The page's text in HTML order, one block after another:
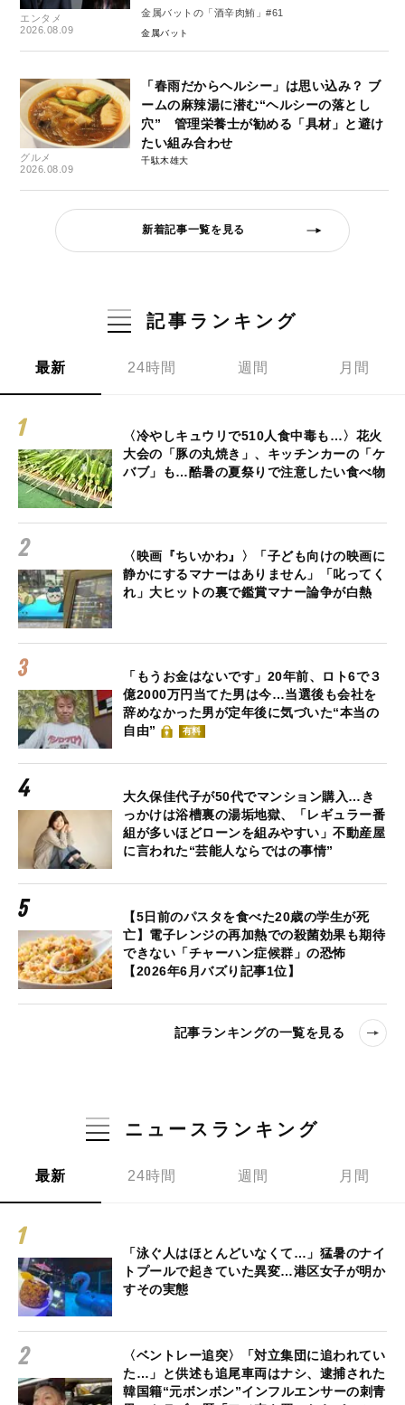
エンタメ
2026.08.09
金属バットの「酒辛肉鮪」#61
金属バット
グルメ
2026.08.09
「春雨だからヘルシー」は思い込み？ ブ
ームの麻辣湯に潜む“ヘルシーの落とし
穴” 管理栄養士が勧める「具材」と避け
たい組み合わせ
千駄木雄大
新着記事一覧を見る
記事ランキング
最新 24時間 週間 月間
〈冷やしキュウリで510人食中毒も…〉花火
大会の「豚の丸焼き」、キッチンカーの「ケ
バブ」も…酷暑の夏祭りで注意したい食べ物
〈映画『ちいかわ』〉「子ども向けの映画に
静かにするマナーはありません」「叱ってく
れ」大ヒットの裏で鑑賞マナー論争が白熱
「もうお金はないです」20年前、ロト6で３
億2000万円当てた男は今…当選後も会社を
辞めなかった男が定年後に気づいた“本当の
自由”
有料
大久保佳代子が50代でマンション購入…き
っかけは浴槽裏の湯垢地獄、「レギュラー番
組が多いほどローンを組みやすい」不動産屋
に言われた“芸能人ならではの事情”
【5日前のパスタを食べた20歳の学生が死
亡】電子レンジの再加熱での殺菌効果も期待
できない「チャーハン症候群」の恐怖
【2026年6月バズり記事1位】
記事ランキングの一覧を見る
ニュースランキング
最新 24時間 週間 月間
「泳ぐ人はほとんどいなくて…」猛暑のナイ
トプールで起きていた異変…港区女子が明か
すその実態
〈ベントレー追突〉「対立集団に追われてい
た…」と供述も追尾車両はナシ、逮捕された
韓国籍“元ボンボン”インフルエンサーの刺青